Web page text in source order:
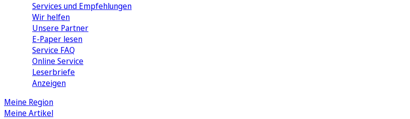
Services und Empfehlungen
Wir helfen
Unsere Partner
E-Paper lesen
Service FAQ
Online Service
Leserbriefe
Anzeigen
Meine Region
Meine Artikel